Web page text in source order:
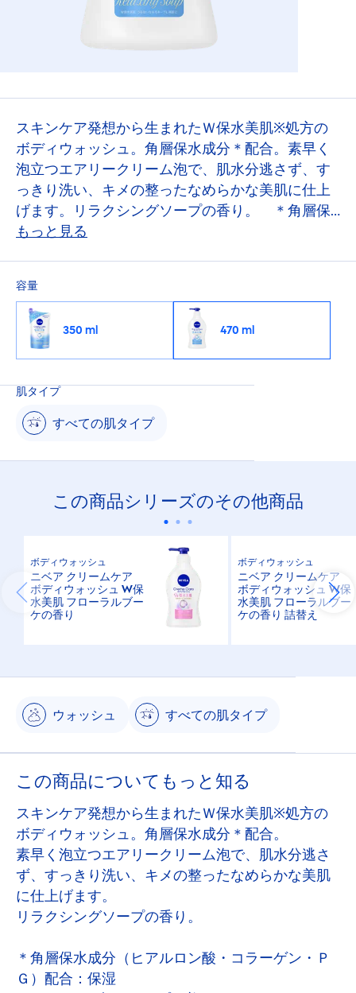
スキンケア発想から生まれたＷ保水美肌※処方の
ボディウォッシュ。角層保水成分＊配合。素早く
泡立つエアリークリーム泡で、肌水分逃さず、す
っきり洗い、キメの整ったなめらかな美肌に仕上
げます。リラクシングソープの香り。 ＊角層保
水成分（ヒアルロン酸・コラーゲン・ＰＧ）配
もっと見る
容量
350 ml 470 ml
肌タイプ
すべての肌タイプ
この商品シリーズのその他商品
ボディウォッシュ
ニベア クリームケア
ボディウォッシュ W保
水美肌 フローラルブー
ケの香り
ボディウォッシュ
ニベア クリームケア
ボディウォッシュ W保
水美肌 フローラルブー
ケの香り 詰替え
ウォッシュ すべての肌タイプ
この商品についてもっと知る
スキンケア発想から生まれたＷ保水美肌※処方の
ボディウォッシュ。角層保水成分＊配合。
素早く泡立つエアリークリーム泡で、肌水分逃さ
ず、すっきり洗い、キメの整ったなめらかな美肌
に仕上げます。
リラクシングソープの香り。
＊角層保水成分（ヒアルロン酸・コラーゲン・Ｐ
Ｇ）配合：保湿